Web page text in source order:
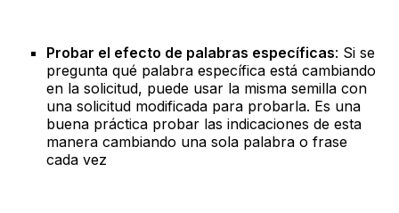
Probar el efecto de palabras específicas: Si se
pregunta qué palabra específica está cambiando
en la solicitud, puede usar la misma semilla con
una solicitud modificada para probarla. Es una
buena práctica probar las indicaciones de esta
manera cambiando una sola palabra o frase
cada vez